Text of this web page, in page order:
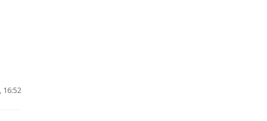
16:52